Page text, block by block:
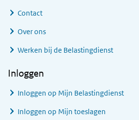
Contact
Over ons
Werken bij de Belastingdienst
Inloggen
Inloggen op Mijn Belastingdienst
Inloggen op Mijn toeslagen